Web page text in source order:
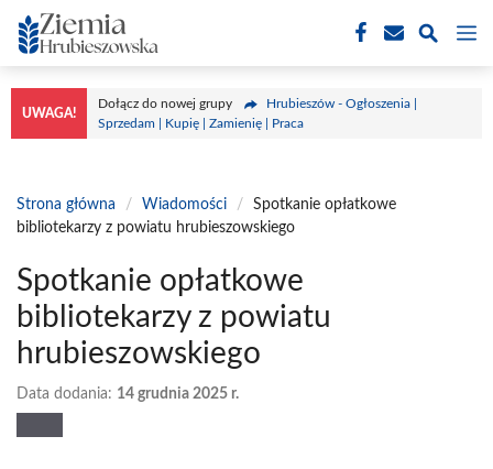
Przejdź
do
treści
UWAGA!
Dołącz do nowej grupy
Hrubieszów - Ogłoszenia |
Sprzedam | Kupię | Zamienię | Praca
Strona główna / Wiadomości /
Spotkanie opłatkowe
bibliotekarzy z powiatu hrubieszowskiego
Spotkanie opłatkowe
bibliotekarzy z powiatu
hrubieszowskiego
Data dodania: 14 grudnia 2025 r.